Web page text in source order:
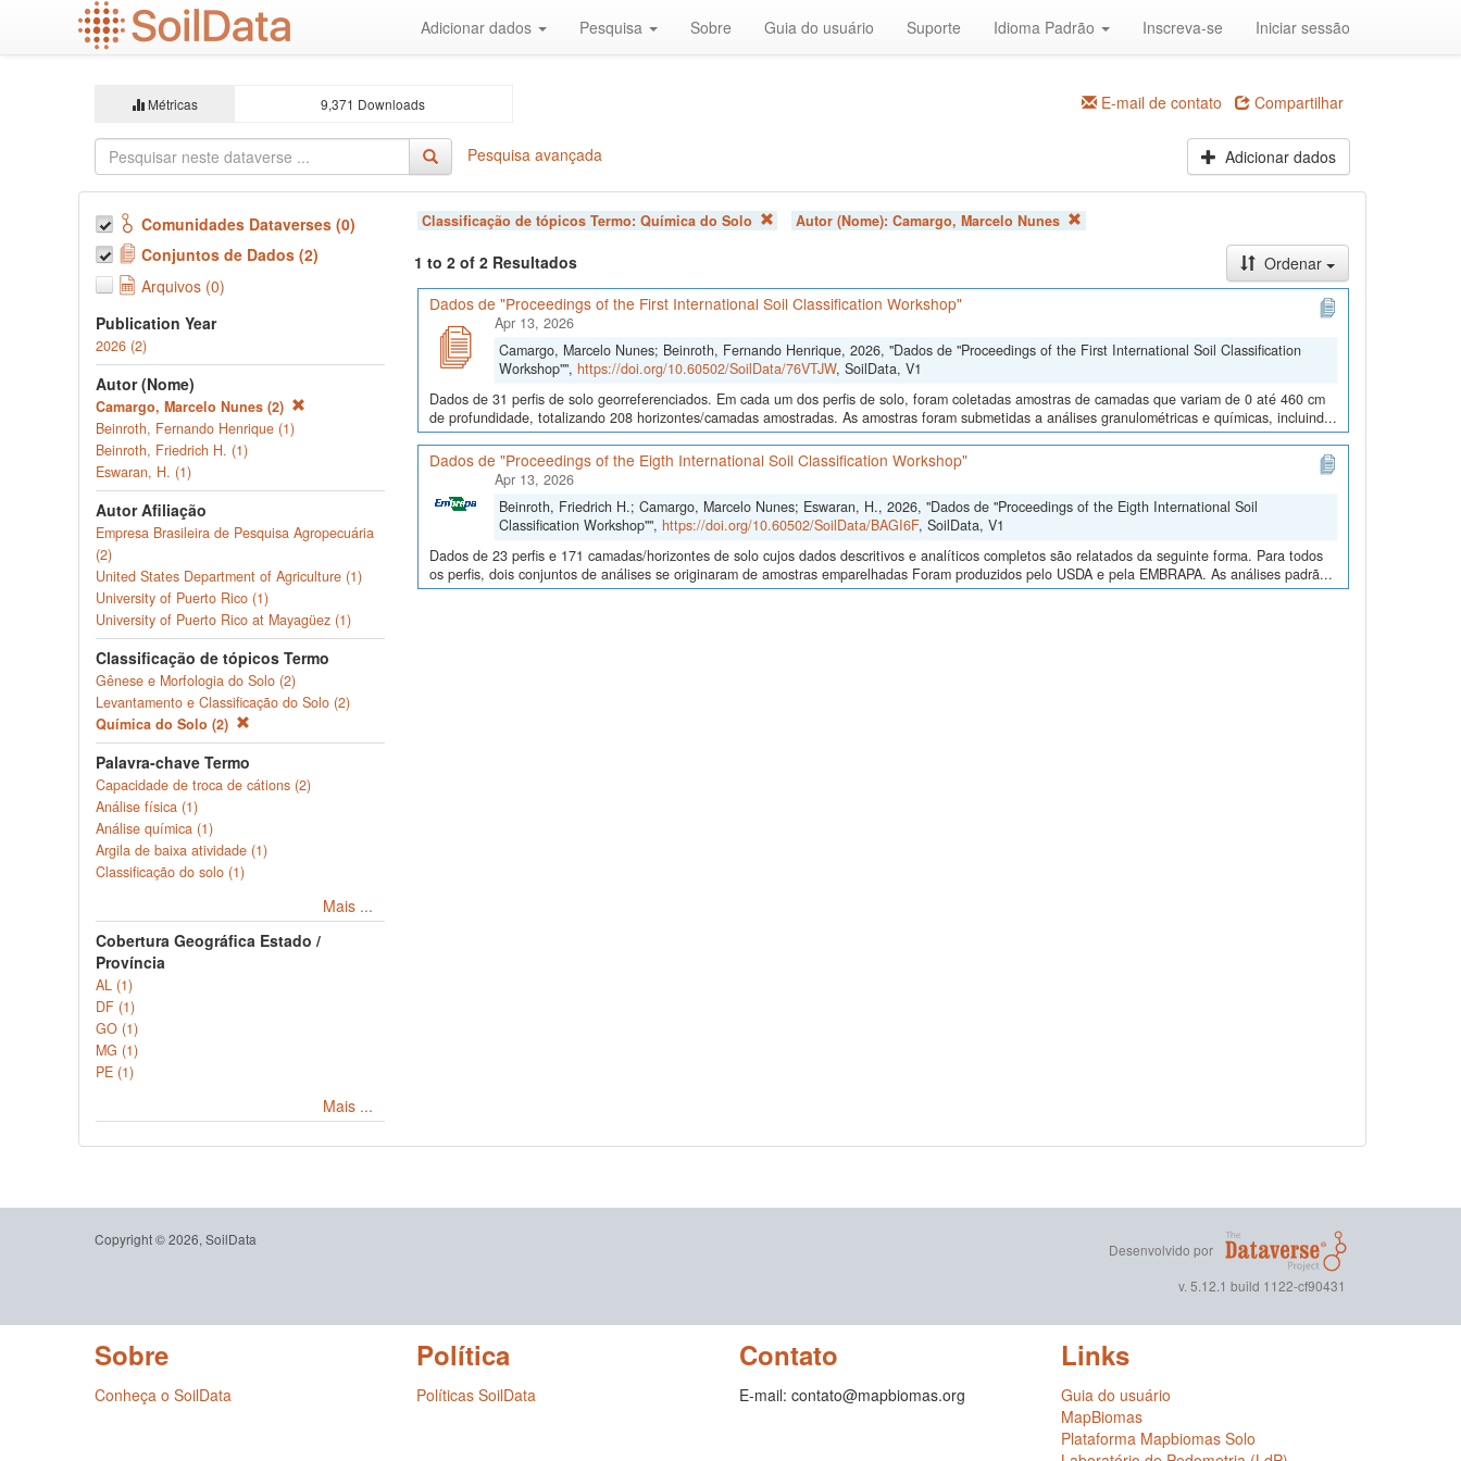
Adicionar dados Pesquisa Sobre Guia do usuário Suporte Idioma Padrão Inscreva-se Iniciar sessão
Métricas 9,371 Downloads E-mail de contato Compartilhar
Pesquisa avançada Adicionar dados
Comunidades Dataverses (0)
Conjuntos de Dados (2)
Arquivos (0)
Publication Year
2026 (2)
Autor (Nome)
Camargo, Marcelo Nunes (2)
Beinroth, Fernando Henrique (1)
Beinroth, Friedrich H. (1)
Eswaran, H. (1)
Autor Afiliação
Empresa Brasileira de Pesquisa Agropecuária
(2)
United States Department of Agriculture (1)
University of Puerto Rico (1)
University of Puerto Rico at Mayagüez (1)
Classificação de tópicos Termo
Gênese e Morfologia do Solo (2)
Levantamento e Classificação do Solo (2)
Química do Solo (2)
Palavra-chave Termo
Capacidade de troca de cátions (2)
Análise física (1)
Análise química (1)
Argila de baixa atividade (1)
Classificação do solo (1)
Mais ...
Cobertura Geográfica Estado /
Província
AL (1)
DF (1)
GO (1)
MG (1)
PE (1)
Mais ...
Classificação de tópicos Termo: Química do Solo Autor (Nome): Camargo, Marcelo Nunes
1 to 2 of 2 Resultados
Ordenar
Dados de "Proceedings of the First International Soil Classification Workshop"
Apr 13, 2026
Camargo, Marcelo Nunes; Beinroth, Fernando Henrique, 2026, "Dados de "Proceedings of the First International Soil Classification
Workshop"", https://doi.org/10.60502/SoilData/76VTJW, SoilData, V1
Dados de 31 perfis de solo georreferenciados. Em cada um dos perfis de solo, foram coletadas amostras de camadas que variam de 0 até 460 cm
de profundidade, totalizando 208 horizontes/camadas amostradas. As amostras foram submetidas a análises granulométricas e químicas, incluind...
Dados de "Proceedings of the Eigth International Soil Classification Workshop"
Apr 13, 2026
Beinroth, Friedrich H.; Camargo, Marcelo Nunes; Eswaran, H., 2026, "Dados de "Proceedings of the Eigth International Soil
Classification Workshop"", https://doi.org/10.60502/SoilData/BAGI6F, SoilData, V1
Dados de 23 perfis e 171 camadas/horizontes de solo cujos dados descritivos e analíticos completos são relatados da seguinte forma. Para todos
os perfis, dois conjuntos de análises se originaram de amostras emparelhadas Foram produzidos pelo USDA e pela EMBRAPA. As análises padrã...
Copyright © 2026, SoilData
Desenvolvido por
v. 5.12.1 build 1122-cf90431
Sobre
Conheça o SoilData
Política
Políticas SoilData
Contato
E-mail: contato@mapbiomas.org
Links
Guia do usuário
MapBiomas
Plataforma Mapbiomas Solo